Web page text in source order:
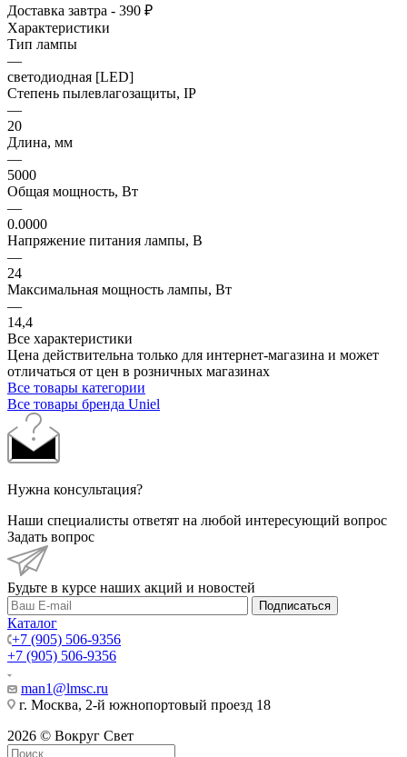
Доставка завтра - 390 ₽
Характеристики
Тип лампы
—
светодиодная [LED]
Степень пылевлагозащиты, IP
—
20
Длина, мм
—
5000
Общая мощность, Вт
—
0.0000
Напряжение питания лампы, В
—
24
Максимальная мощность лампы, Вт
—
14,4
Все характеристики
Цена действительна только для интернет-магазина и может
отличаться от цен в розничных магазинах
Все товары категории
Все товары бренда Uniel
Нужна консультация?
Наши специалисты ответят на любой интересующий вопрос
Задать вопрос
Будьте в курсе наших акций и новостей
Подписаться
Каталог
+7 (905) 506-9356
+7 (905) 506-9356
man1@lmsc.ru
г. Москва, 2-й южнопортовый проезд 18
2026 © Вокруг Свет